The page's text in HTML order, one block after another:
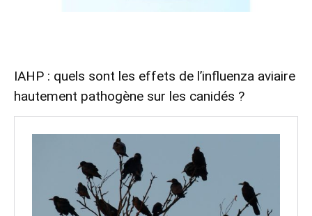
IAHP : quels sont les effets de l’influenza aviaire
hautement pathogène sur les canidés ?